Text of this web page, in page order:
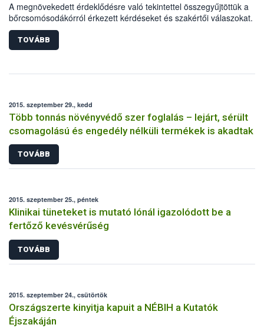
A megnövekedett érdeklődésre való tekintettel összegyűjtöttük a
bőrcsomósodákórról érkezett kérdéseket és szakértői válaszokat.
TOVÁBB
2015. szeptember 29., kedd
Több tonnás növényvédő szer foglalás – lejárt, sérült
csomagolású és engedély nélküli termékek is akadtak
TOVÁBB
2015. szeptember 25., péntek
Klinikai tüneteket is mutató lónál igazolódott be a
fertőző kevésvérűség
TOVÁBB
2015. szeptember 24., csütörtök
Országszerte kinyitja kapuit a NÉBIH a Kutatók
Éjszakáján